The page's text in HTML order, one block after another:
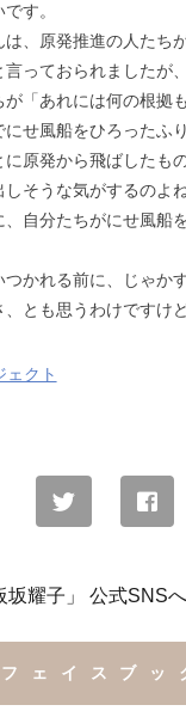
す。
は、原発推進の人たち
っておられましたが
が「あれには何の根拠
せ風船をひろったふ
に原発から飛ばしたも
そうな気がするのよ
、自分たちがにせ風船
つかれる前に、じゃか
とも思うわけですけど
ェクト
坂耀子」 公式SNS
フェイスブッ